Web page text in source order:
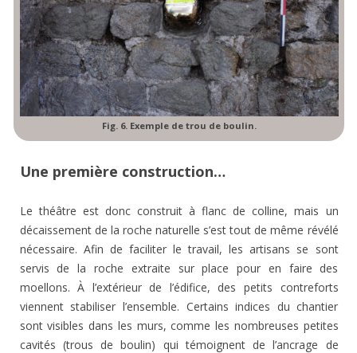
Fig. 6. Exemple de trou de boulin.
Une première construction…
Le théâtre est donc construit à flanc de colline, mais un
décaissement de la roche naturelle s’est tout de même révélé
nécessaire. Afin de faciliter le travail, les artisans se sont
servis de la roche extraite sur place pour en faire des
moellons. À l’extérieur de l’édifice, des petits contreforts
viennent stabiliser l’ensemble. Certains indices du chantier
sont visibles dans les murs, comme les nombreuses petites
cavités (trous de boulin) qui témoignent de l’ancrage de